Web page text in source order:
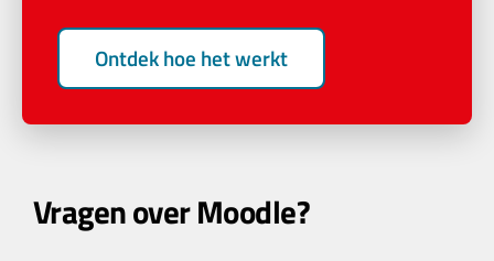
Ontdek hoe het werkt
Vragen over Moodle?